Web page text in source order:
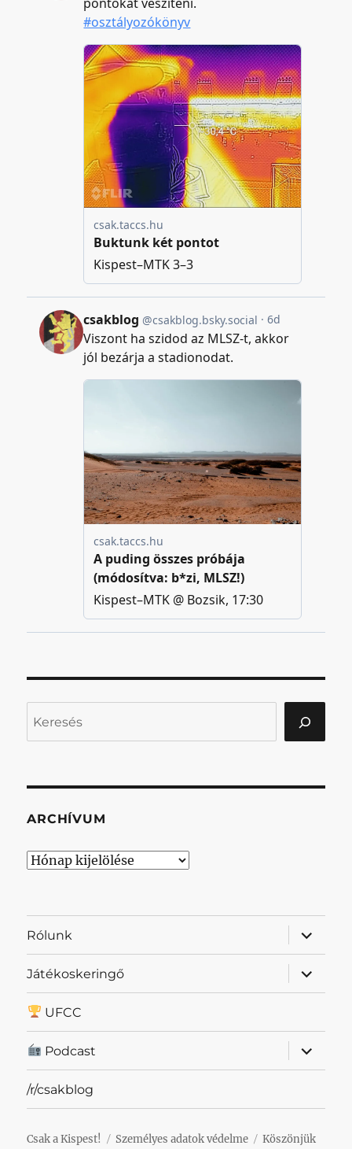
ARCHÍVUM
Archívum
Rólunk
almenü
Játékoskeringő
almenü
UFCC
Podcast
almenü
/r/csakblog
Csak a Kispest! Személyes adatok védelme Köszönjük